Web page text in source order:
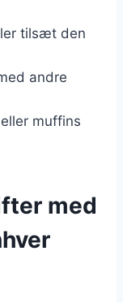
tilsæt den
andre
muffins
med